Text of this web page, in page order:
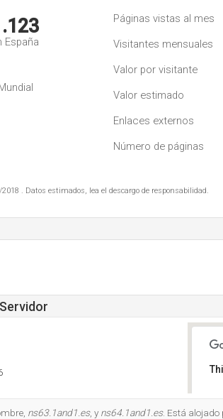
España
Páginas vistas al mes
Visitantes mensuales
Valor por visitante
Valor estimado
Enlaces externos
Número de páginas
. Datos estimados, lea el descargo de responsabilidad.
ns63.1and1.es, y ns64.1and1.es. Está alojado